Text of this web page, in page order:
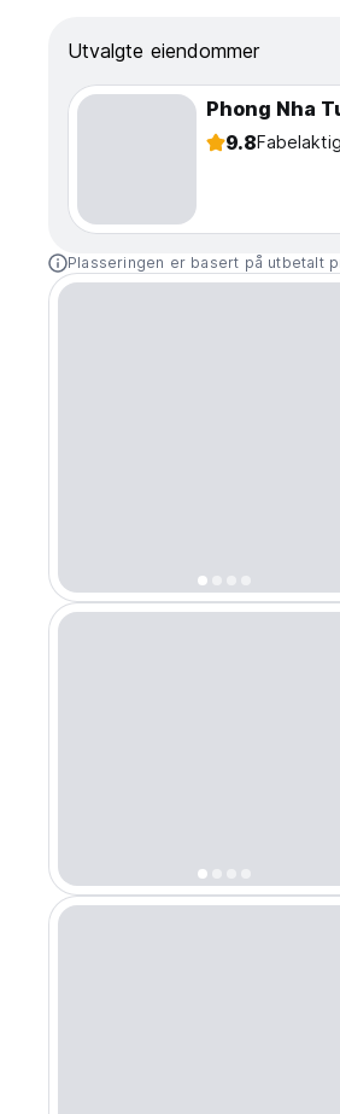
Utvalgte eiendommer
9.8Fabelaktig
Plasseringen er basert på utbetalt